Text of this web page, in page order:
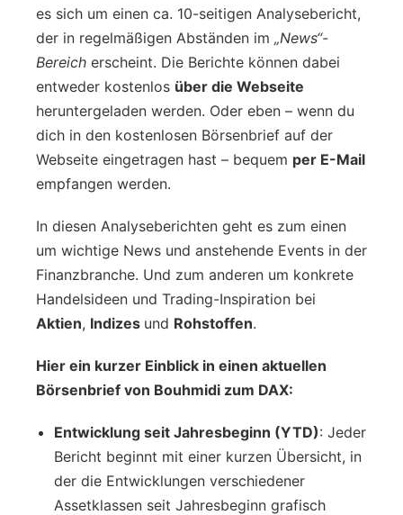
es sich um einen ca. 10-seitigen Analysebericht,
der in regelmäßigen Abständen im „News“-
Bereich erscheint. Die Berichte können dabei
entweder kostenlos über die Webseite
heruntergeladen werden. Oder eben – wenn du
dich in den kostenlosen Börsenbrief auf der
Webseite eingetragen hast – bequem per E-Mail
empfangen werden.
In diesen Analyseberichten geht es zum einen
um wichtige News und anstehende Events in der
Finanzbranche. Und zum anderen um konkrete
Handelsideen und Trading-Inspiration bei
Aktien, Indizes und Rohstoffen.
Hier ein kurzer Einblick in einen aktuellen
Börsenbrief von Bouhmidi zum DAX:
Entwicklung seit Jahresbeginn (YTD): Jeder
Bericht beginnt mit einer kurzen Übersicht, in
der die Entwicklungen verschiedener
Assetklassen seit Jahresbeginn grafisch